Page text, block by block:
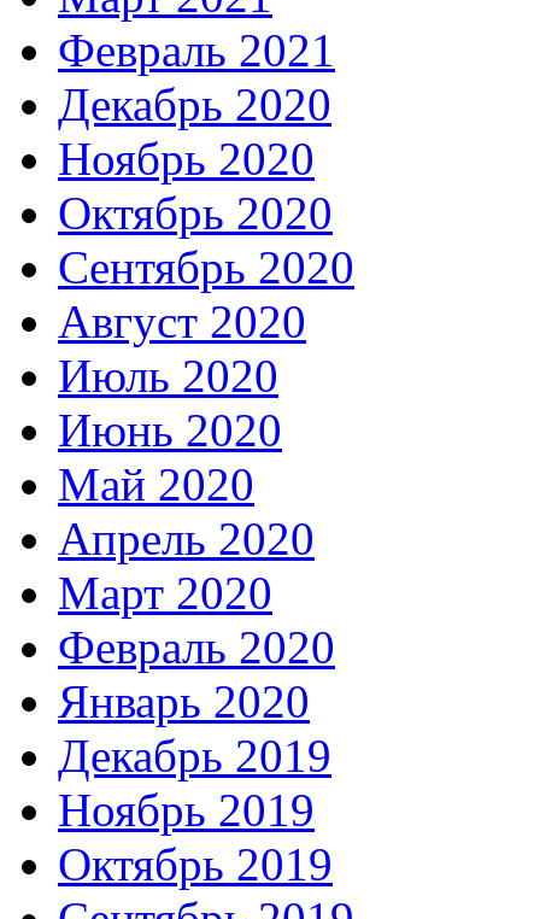
Февраль 2021
Декабрь 2020
Ноябрь 2020
Октябрь 2020
Сентябрь 2020
Август 2020
Июль 2020
Июнь 2020
Май 2020
Апрель 2020
Март 2020
Февраль 2020
Январь 2020
Декабрь 2019
Ноябрь 2019
Октябрь 2019